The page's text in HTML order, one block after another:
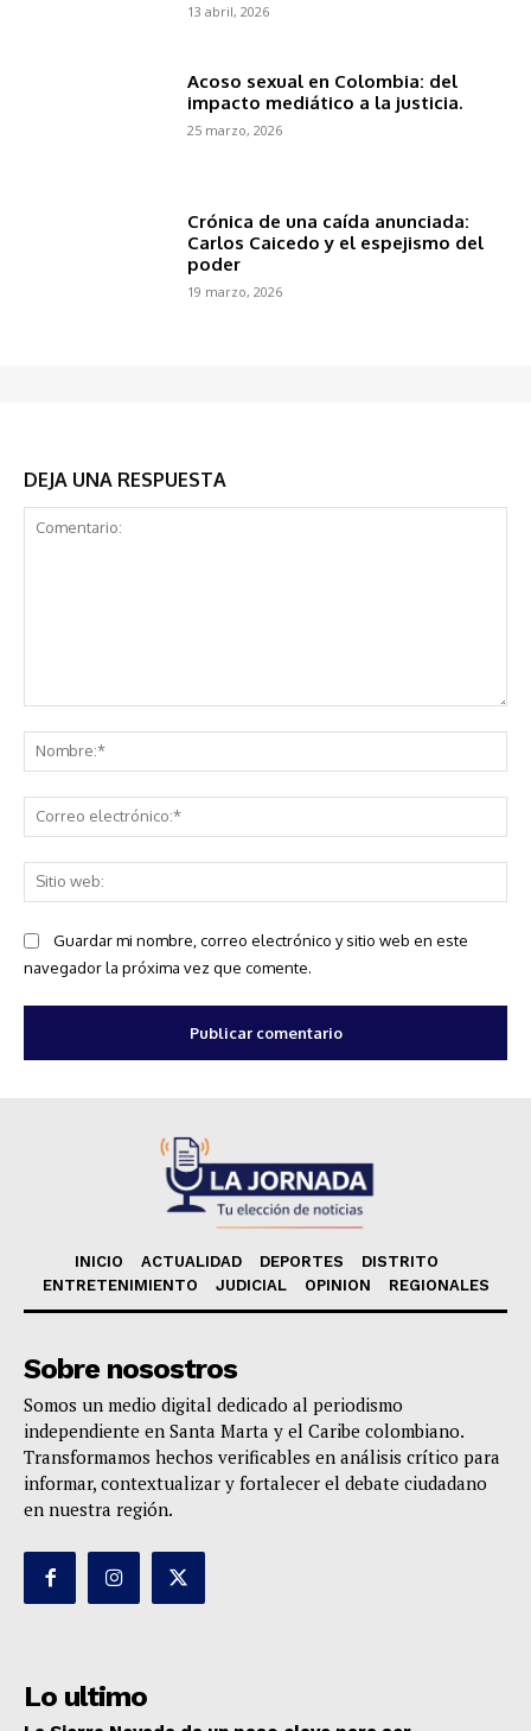
13 abril, 2026
Acoso sexual en Colombia: del
impacto mediático a la justicia.
25 marzo, 2026
Crónica de una caída anunciada:
Carlos Caicedo y el espejismo del
poder
19 marzo, 2026
DEJA UNA RESPUESTA
Guardar mi nombre, correo electrónico y sitio web en este
navegador la próxima vez que comente.
INICIO ACTUALIDAD DEPORTES
DISTRITO
ENTRETENIMIENTO
JUDICIAL OPINION REGIONALES
Sobre nosostros
Somos un medio digital dedicado al periodismo
independiente en Santa Marta y el Caribe colombiano.
Transformamos hechos verificables en análisis crítico para
informar, contextualizar y fortalecer el debate ciudadano
en nuestra región.
Lo ultimo